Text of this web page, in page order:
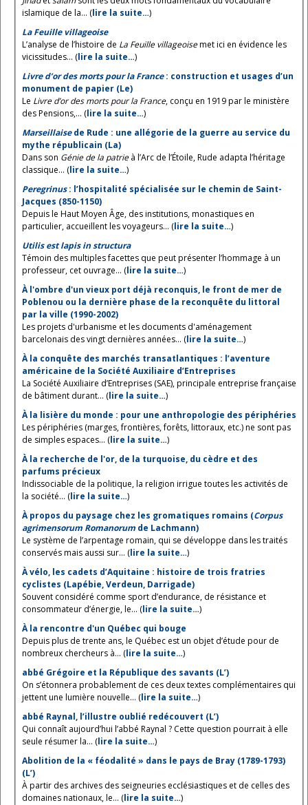
islamique de la... (lire la suite…)
La Feuille villageoise
L’analyse de l’histoire de La Feuille villageoisemet ici en évidence les
vicissitudes... (lire la suite…)
Livre d’or des morts pour la France: construction et usages d’un
monument de papier (Le)
Le Livre d’or des morts pour la France, conçu en 1919 par le ministère
des Pensions,... (lire la suite…)
Marseillaisede Rude : une allégorie de la guerre au service du
mythe républicain (La)
Dans son Génie de la patrieà l’Arc de l’Étoile, Rude adapta l’héritage
classique... (lire la suite…)
Peregrinus: l’hospitalité spécialisée sur le chemin de Saint-
Jacques (850-1150)
Depuis le Haut Moyen Âge, des institutions, monastiques en
particulier, accueillent les voyageurs... (lire la suite…)
Utilis est lapis in structura
Témoin des multiples facettes que peut présenter l’hommage à un
professeur, cet ouvrage... (lire la suite…)
À l'ombre d'un vieux port déjà reconquis, le front de mer de
Poblenou ou la dernière phase de la reconquête du littoral
par la ville (1990-2002)
Les projets d'urbanisme et les documents d'aménagement
barcelonais des vingt dernières années... (lire la suite…)
À la conquête des marchés transatlantiques : l’aventure
américaine de la Société Auxiliaire d’Entreprises
La Société Auxiliaire d’Entreprises (SAE), principale entreprise française
de bâtiment durant... (lire la suite…)
À la lisière du monde : pour une anthropologie des périphéries
Les périphéries (marges, frontières, forêts, littoraux, etc.) ne sont pas
de simples espaces... (lire la suite…)
À la recherche de l'or, de la turquoise, du cèdre et des
parfums précieux
Indissociable de la politique, la religion irrigue toutes les activités de
la société... (lire la suite…)
À propos du paysage chez les gromatiques romains (Corpus
agrimensorum Romanorum de Lachmann)
Le système de l’arpentage romain, qui se développe dans les traités
conservés mais aussi sur... (lire la suite…)
À vélo, les cadets d’Aquitaine : histoire de trois fratries
cyclistes (Lapébie, Verdeun, Darrigade)
Souvent considéré comme sport d’endurance, de résistance et
consommateur d’énergie, le... (lire la suite…)
À la rencontre d'un Québec qui bouge
Depuis plus de trente ans, le Québec est un objet d’étude pour de
nombreux chercheurs à... (lire la suite…)
abbé Grégoire et la République des savants (L’)
On s’étonnera probablement de ces deux textes complémentaires qui
jettent une lumière nouvelle... (lire la suite…)
abbé Raynal, l’illustre oublié redécouvert (L’)
Qui connaît aujourd’hui l’abbé Raynal ? Cette question pourrait à elle
seule résumer la... (lire la suite…)
Abolition de la « féodalité » dans le pays de Bray (1789-1793)
(L’)
À partir des archives des seigneuries ecclésiastiques et de celles des
domaines nationaux, le... (lire la suite…)